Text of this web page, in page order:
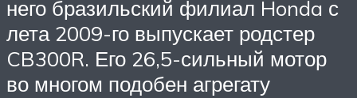
него бразильский филиал Honda с
лета 2009-го выпускает родстер
CB300R. Его 26,5-сильный мотор
во многом подобен агрегату